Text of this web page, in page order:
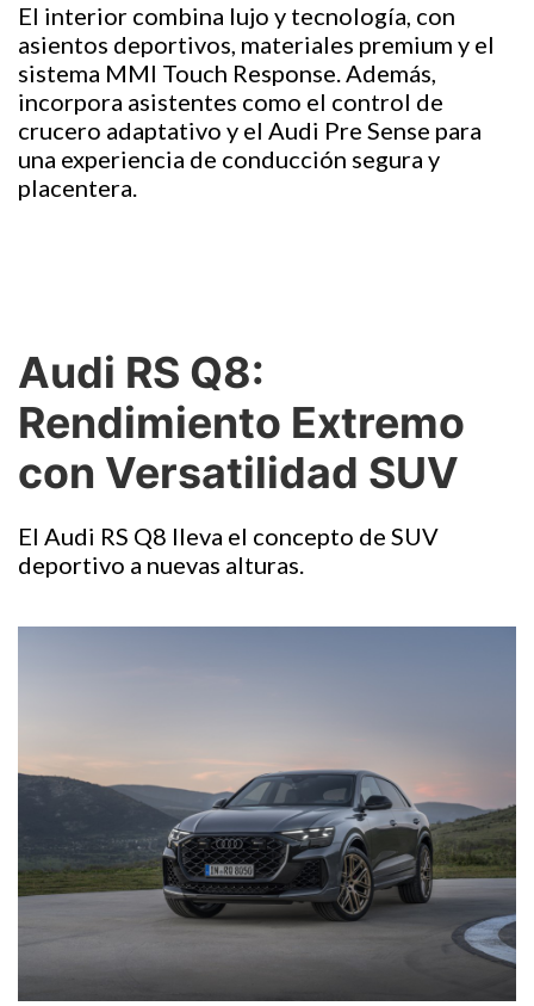
El interior combina lujo y tecnología, con
asientos deportivos, materiales premium y el
sistema MMI Touch Response. Además,
incorpora asistentes como el control de
crucero adaptativo y el Audi Pre Sense para
una experiencia de conducción segura y
placentera.
Audi RS Q8:
Rendimiento Extremo
con Versatilidad SUV
El Audi RS Q8 lleva el concepto de SUV
deportivo a nuevas alturas.